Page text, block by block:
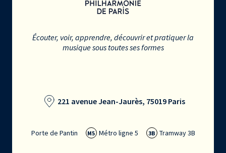
Écouter, voir, apprendre, découvrir et pratiquer la
musique sous toutes ses formes
221 avenue Jean-Jaurès, 75019 Paris
Porte de Pantin M5 Métro ligne 5 3B Tramway 3B